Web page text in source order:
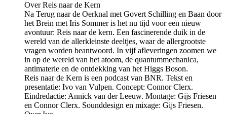
Over Reis naar de Kern
Na Terug naar de Oerknal met Govert Schilling en Baan door
het Brein met Iris Sommer is het nu tijd voor een nieuw
avontuur: Reis naar de kern. Een fascinerende duik in de
wereld van de allerkleinste deeltjes, waar de allergrootste
vragen worden beantwoord. In vijf afleveringen zoomen we
in op de wereld van het atoom, de quantummechanica,
antimaterie en de ontdekking van het Higgs Boson.
Reis naar de Kern is een podcast van BNR. Tekst en
presentatie: Ivo van Vulpen. Concept: Connor Clerx.
Eindredactie: Annick van der Leeuw. Montage: Gijs Friesen
en Connor Clerx. Sounddesign en mixage: Gijs Friesen.